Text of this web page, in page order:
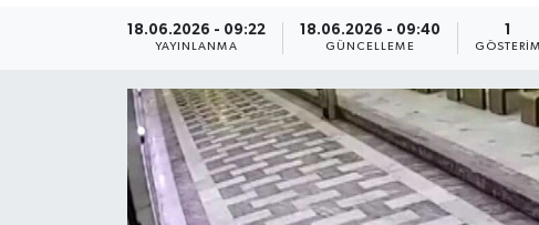
18.06.2026 - 09:22
YAYINLANMA
18.06.2026 - 09:40
GÜNCELLEME
1
GÖSTERIM